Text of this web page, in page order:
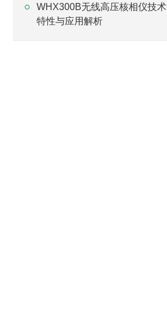
WHX300B无线高压核相仪技术
特性与应用解析